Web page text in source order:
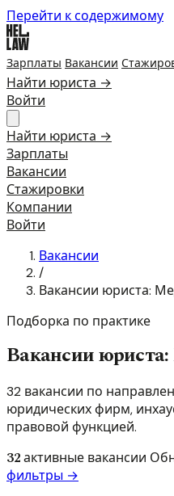
Перейти к содержимому
Зарплаты Вакансии
Найти юриста →
Войти
Найти юриста →
Зарплаты
Вакансии
Стажировки
Компании
Войти
Вакансии
/
Вакансии юриста:
Подборка по практике
Вакансии
32 вакансии по
юридических фирм,
правовой функцией.
32активные вакансии
фильтры →